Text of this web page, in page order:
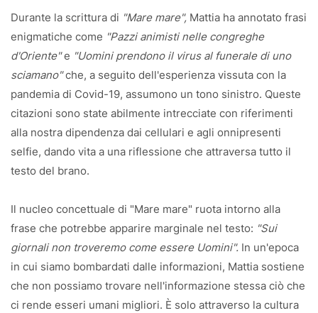
Durante la scrittura di "Mare mare", Mattia ha annotato frasi
enigmatiche come "Pazzi animisti nelle congreghe
d'Oriente"e "Uomini prendono il virus al funerale di uno
sciamano"che, a seguito dell'esperienza vissuta con la
pandemia di Covid-19, assumono un tono sinistro. Queste
citazioni sono state abilmente intrecciate con riferimenti
alla nostra dipendenza dai cellulari e agli onnipresenti
selfie, dando vita a una riflessione che attraversa tutto il
testo del brano.
Il nucleo concettuale di "Mare mare" ruota intorno alla
frase che potrebbe apparire marginale nel testo: "Sui
giornali non troveremo come essere Uomini". In un'epoca
in cui siamo bombardati dalle informazioni, Mattia sostiene
che non possiamo trovare nell'informazione stessa ciò che
ci rende esseri umani migliori. È solo attraverso la cultura